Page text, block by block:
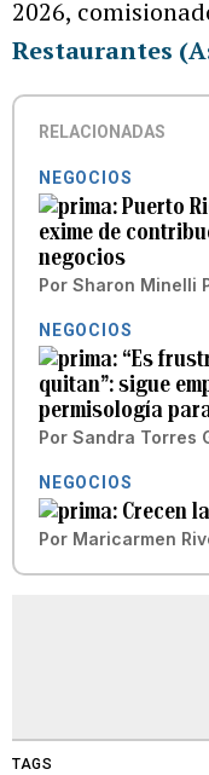
2026,
Restaurantes
RELACIONADAS
NEGOCIOS
Puerto
exime de
negocios
Por Sharon Minelli
NEGOCIOS
“Es
quitan”: sigue
permisología
Por Sandra Torres
NEGOCIOS
Crecen
Por Maricarmen
TAGS